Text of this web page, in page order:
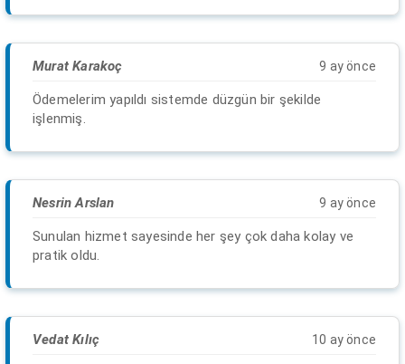
Murat Karakoç 9 ay önce
Ödemelerim yapıldı sistemde düzgün bir şekilde
işlenmiş.
Nesrin Arslan 9 ay önce
Sunulan hizmet sayesinde her şey çok daha kolay ve
pratik oldu.
Vedat Kılıç 10 ay önce